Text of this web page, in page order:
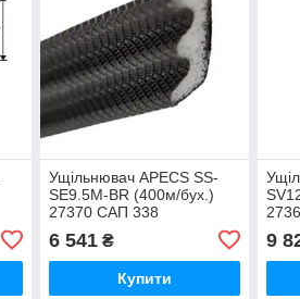
Ущільнювач APECS SS-
SE9.5M-BR (400м/бух.)
27370 САП 338
6 541₴
Купити
9